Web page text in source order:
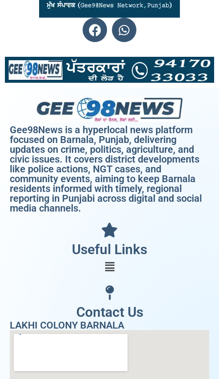
Gee98News is a hyperlocal news platform
focused on Barnala, Punjab, delivering
updates on crime, politics, agriculture, and
civic issues. It covers district developments
like police actions, NGT cases, and
community events, aiming to keep Barnala
residents informed with timely, regional
reporting in Punjabi across digital and social
media channels.
Useful Links
Contact Us
LAKHI COLONY BARNALA